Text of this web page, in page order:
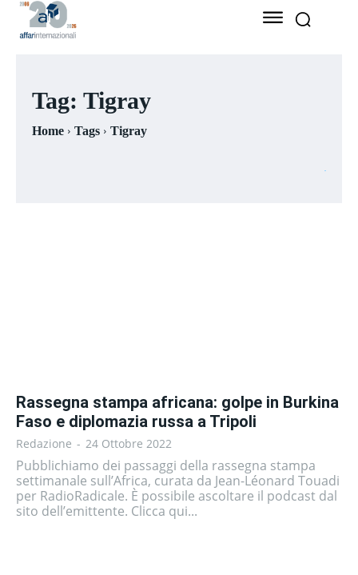
Tag: Tigray
Home Tags Tigray
Rassegna stampa africana: golpe in Burkina
Faso e diplomazia russa a Tripoli
Redazione - 24 Ottobre 2022
Pubblichiamo dei passaggi della rassegna stampa
settimanale sull’Africa, curata da Jean-Léonard Touadi
per RadioRadicale. È possibile ascoltare il podcast dal
sito dell’emittente. Clicca qui...